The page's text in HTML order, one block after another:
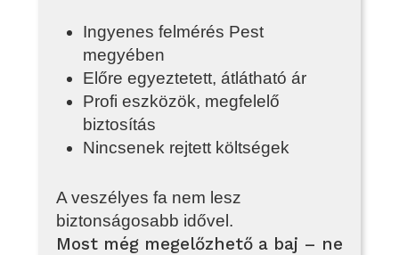
Ingyenes felmérés Pest
megyében
Előre egyeztetett, átlátható ár
Profi eszközök, megfelelő
biztosítás
Nincsenek rejtett költségek
A veszélyes fa nem lesz
biztonságosabb idővel.
Most még megelőzhető a baj – ne